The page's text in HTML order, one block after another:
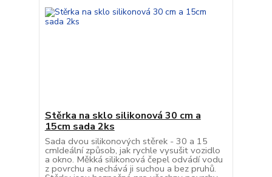
Stěrka na sklo silikonová 30 cm a
15cm sada 2ks
Sada dvou silikonových stěrek - 30 a 15
cmIdeální způsob, jak rychle vysušit vozidlo
a okno. Měkká silikonová čepel odvádí vodu
z povrchu a nechává ji suchou a bez pruhů.